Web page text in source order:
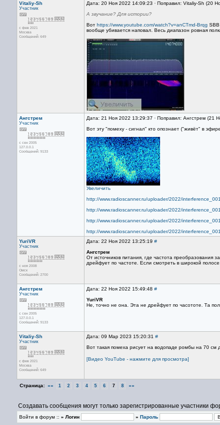
Vitaliy-Sh
Участник
с фев 2021
Москва
Сообщений: 649
Дата: 20 Ноя 2022 14:09:23 · Поправил: Vitaliy-Sh (20
А звучание? Для истории?
Вот https://www.youtube.com/watch?v=anCTmd-Brqg
вообще убивается наповал. Весь диапазон ровная
Ангстрем
Участник
с сен 2005
127.0.0.1
Сообщений: 9133
Дата: 21 Ноя 2022 13:29:37 · Поправил: Ангстрем (21
Вот эту "помеху - сигнал" кто опознает ("живёт" в
Увеличить
http://www.radioscanner.ru/uploader/2022/
http://www.radioscanner.ru/uploader/2022/
http://www.radioscanner.ru/uploader/2022/
http://www.radioscanner.ru/uploader/2022/
YuriVR
Участник
с ноя 2008
Омск
Сообщений: 2700
Дата: 22 Ноя 2022 13:25:19 #
Ангстрем
От источников питания, где частота преобразования
дрейфует по частоте. Если смотреть в широкой
Ангстрем
Участник
с сен 2005
127.0.0.1
Сообщений: 9133
Дата: 22 Ноя 2022 15:49:48 #
YuriVR
Не, точно не она. Эта не дрейфует по часототе. Та
Vitaliy-Sh
Участник
с фев 2021
Москва
Сообщений: 649
Дата: 09 Мар 2023 15:20:31 #
Вот такая помеха рисует на водопаде ромбы на 70 см
[Видео YouTube - нажмите для просмотра]
Страница: «« 1 2 3 4 5 6 7 8 »»
Создавать сообщения могут только зарегистрированные участники
Войти в форум :: » Логин » Пароль